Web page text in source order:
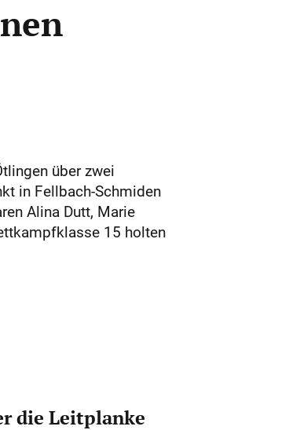
über zwei
in Fellbach-Schmiden
Alina Dutt, Marie
15 holten
die Leitplanke